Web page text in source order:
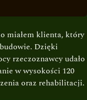
miałem klienta, który
Dzięki
rzeczoznawcy udało
w wysokości 120
oraz rehabilitacji.